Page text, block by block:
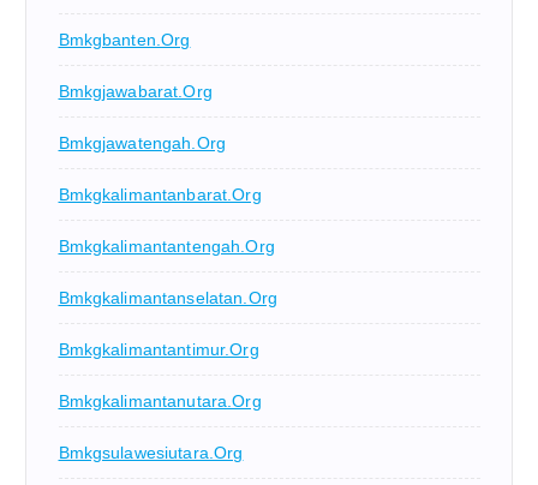
Bmkgbanten.org
Bmkgjawabarat.org
Bmkgjawatengah.org
Bmkgkalimantanbarat.org
Bmkgkalimantantengah.org
Bmkgkalimantanselatan.org
Bmkgkalimantantimur.org
Bmkgkalimantanutara.org
Bmkgsulawesiutara.org